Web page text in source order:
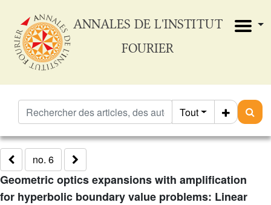
ANNALES DE L'INSTITUT
FOURIER
Tout
no. 6
Geometric optics expansions with amplification
for hyperbolic boundary value problems: Linear